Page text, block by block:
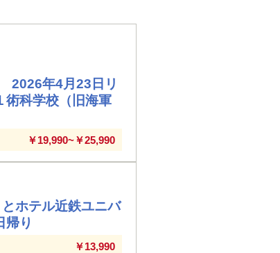
2026年4月23日リ
術科学校（旧海軍
￥19,990~￥25,990
ホテル近鉄ユニバ
帰り
￥13,990